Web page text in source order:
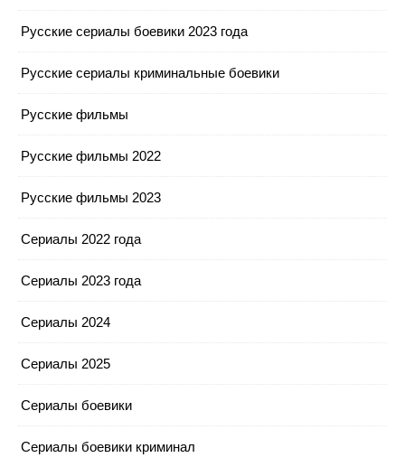
Русские сериалы боевики 2023 года
Русские сериалы криминальные боевики
Русские фильмы
Русские фильмы 2022
Русские фильмы 2023
Сериалы 2022 года
Сериалы 2023 года
Сериалы 2024
Сериалы 2025
Сериалы боевики
Сериалы боевики криминал